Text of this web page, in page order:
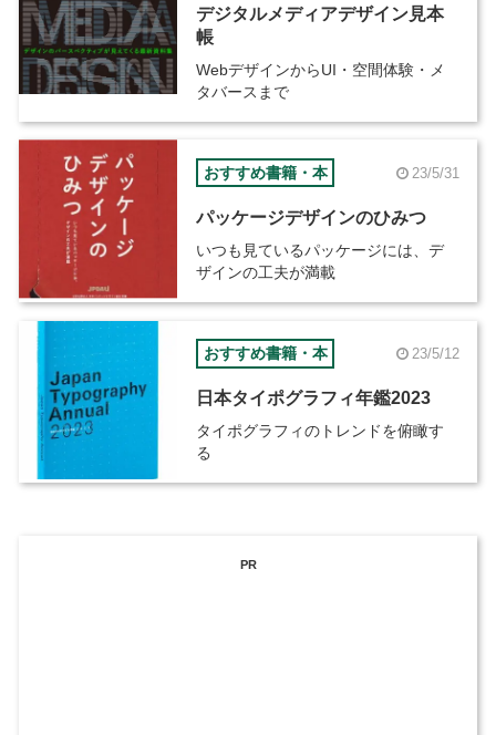
デジタルメディアデザイン見本
帳
WebデザインからUI・空間体験・メ
タバースまで
おすすめ書籍・本 23/5/31
パッケージデザインのひみつ
いつも見ているパッケージには、デ
ザインの工夫が満載
おすすめ書籍・本 23/5/12
日本タイポグラフィ年鑑2023
タイポグラフィのトレンドを俯瞰す
る
PR